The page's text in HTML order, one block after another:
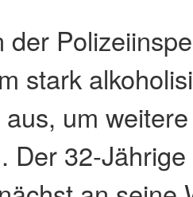
der
stark
um
Der 32-